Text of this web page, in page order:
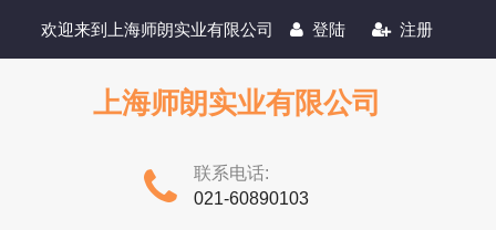
欢迎来到上海师朗实业有限公司 登陆 注册
上海师朗实业有限公司
联系电话:
021-60890103